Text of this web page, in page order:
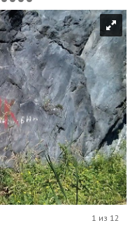
1 из 12